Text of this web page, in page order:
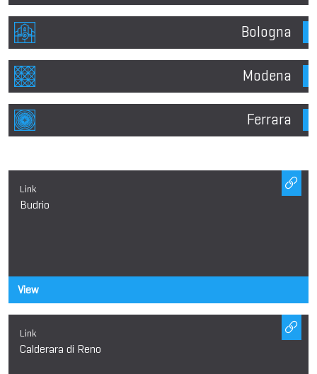
Bologna
Modena
Ferrara
Link
Budrio
View
Link
Calderara di Reno